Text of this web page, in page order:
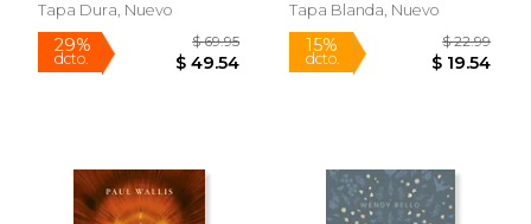
Tapa Dura, Nuevo
Tapa Blanda, Nuevo